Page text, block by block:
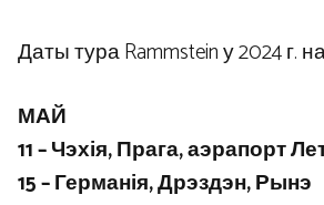
Даты тура Rammstein у 2024 г.
МАЙ
11 – Чэхія, Прага, аэрапорт
15 – Германія, Дрэздэн, Рынэ